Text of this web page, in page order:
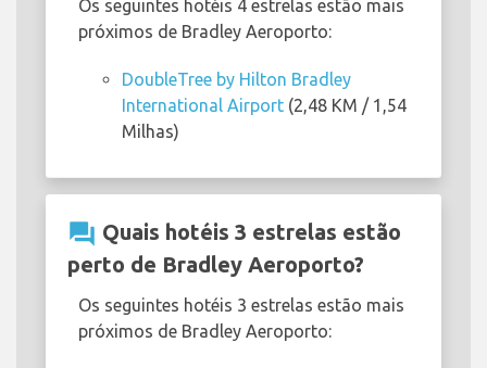
Os seguintes hotéis 4 estrelas estão mais
próximos de Bradley Aeroporto:
DoubleTree by Hilton Bradley
International Airport (2,48 KM / 1,54
Milhas)
question_answer Quais hotéis 3 estrelas estão
perto de Bradley Aeroporto?
Os seguintes hotéis 3 estrelas estão mais
próximos de Bradley Aeroporto: